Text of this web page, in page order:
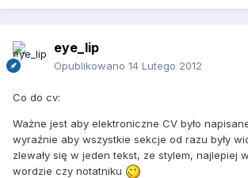
eye_lip
Opublikowano 14 Lutego 2012
Co do cv:
Ważne jest aby elektroniczne CV było
wyraźnie aby wszystkie sekcje od razu były
zlewały się w jeden tekst, ze stylem, najlepiej
wordzie czy notatniku